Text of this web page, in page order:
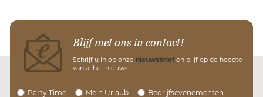
Blijf met ons in contact!
Schrijf u in op onze nieuwsbriefen blijf op de hoogte
van al het nieuws.
Party Time Mein Urlaub
Bedrijfsevenementen